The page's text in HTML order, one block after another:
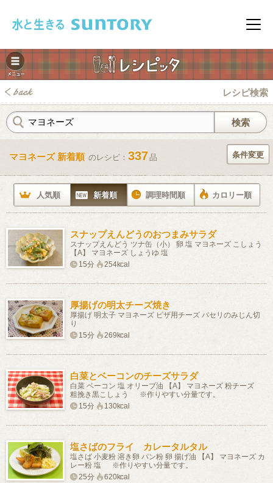
メニ
レシピ検索
マヨネーズ 新着順 のレシピ： 337品 条件変更
人気順 新着順 調理時間順 カロリー順
スナップえんどうのおつまみサラダ
スナップえんどう ツナ缶（小） 卵 塩 マヨネーズ こしょう
【A】 マヨネーズ しょうゆ 塩
15分
254kcal
厚揚げの明太チーズ焼き
厚揚げ 明太子 マヨネーズ ピザ用チーズ パセリのみじん切
り
15分
269kcal
白菜とベーコンのチーズサラダ
白菜 ベーコン 塩 オリーブ油 【A】 マヨネーズ 粉チーズ
粗挽き黒こしょう ※作りやすい分量です。
15分
130kcal
塩さばのフライ カレータルタル
塩さば 小麦粉 溶き卵 パン粉 卵 揚げ油 【A】 マヨネーズ カ
レー粉 塩 ※作りやすい分量です。
25分
620kcal